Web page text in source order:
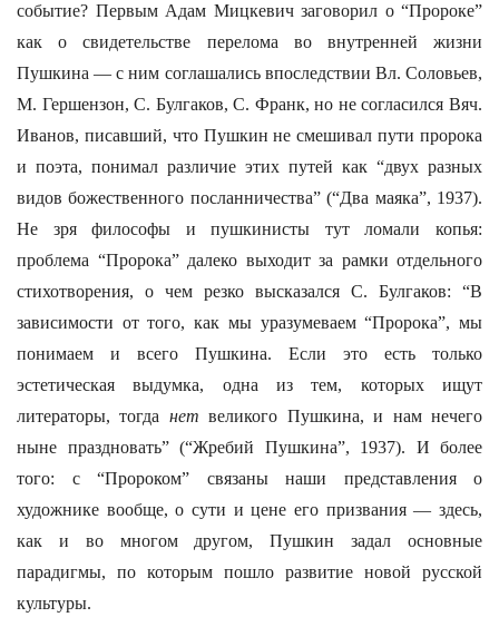
событие? Первым Адам Мицкевич заговорил о “Пророке”
как о свидетельстве перелома во внутренней жизни
Пушкина — с ним соглашались впоследствии Вл. Соловьев,
М. Гершензон, С. Булгаков, С. Франк, но не согласился Вяч.
Иванов, писавший, что Пушкин не смешивал пути пророка
и поэта, понимал различие этих путей как “двух разных
видов божественного посланничества” (“Два маяка”, 1937).
Не зря философы и пушкинисты тут ломали копья:
проблема “Пророка” далеко выходит за рамки отдельного
стихотворения, о чем резко высказался С. Булгаков: “В
зависимости от того, как мы уразумеваем “Пророка”, мы
понимаем и всего Пушкина. Если это есть только
эстетическая выдумка, одна из тем, которых ищут
литераторы, тогда нет великого Пушкина, и нам нечего
ныне праздновать” (“Жребий Пушкина”, 1937). И более
того: с “Пророком” связаны наши представления о
художнике вообще, о сути и цене его призвания — здесь,
как и во многом другом, Пушкин задал основные
парадигмы, по которым пошло развитие новой русской
культуры.